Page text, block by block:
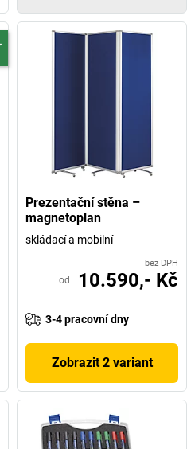
Prezentační stěna –
magnetoplan
skládací a mobilní
bez DPH
od 10.590,- Kč
3-4 pracovní dny
Zobrazit 2 variant